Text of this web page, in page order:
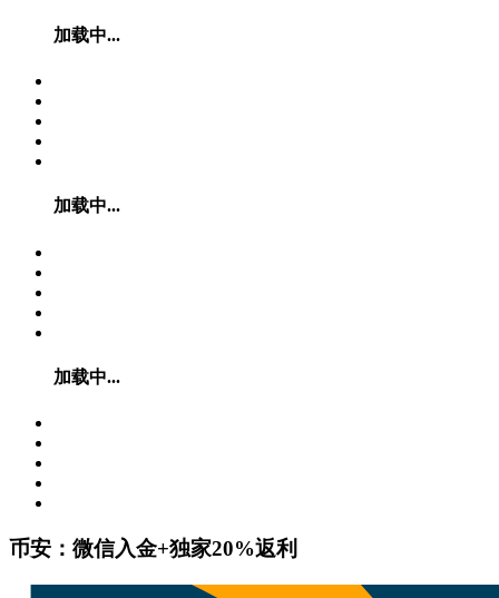
加载中...
加载中...
加载中...
币安：微信入金+独家20%返利